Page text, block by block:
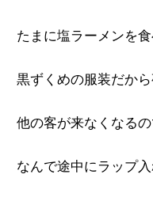
たまに塩ラーメンを
黒ずくめの服装だか
他の客が来なくなる
なんで途中にラップ入